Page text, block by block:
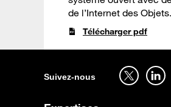
de l’Internet des
Télécharger pdf
Suivez-nous
Suivez-nous sur twitter - ouverture dans un nouvel onglet Suivez-nous sur linkedin - ouverture dans un nouvel onglet